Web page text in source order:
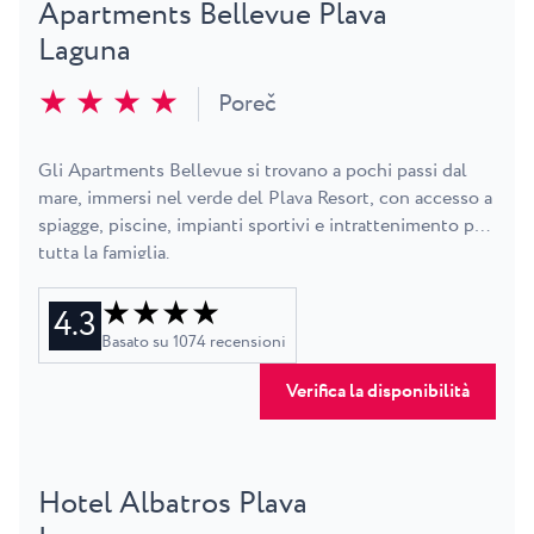
Apartments Bellevue Plava
Laguna
★ ★ ★ ★ Poreč
Gli Apartments Bellevue si trovano a pochi passi dal
mare, immersi nel verde del Plava Resort, con accesso a
spiagge, piscine, impianti sportivi e intrattenimento per
tutta la famiglia.
4.3★ ★ ★ ★
Basato su 1074 recensioni
Verifica la disponibilità
Hotel Albatros Plava